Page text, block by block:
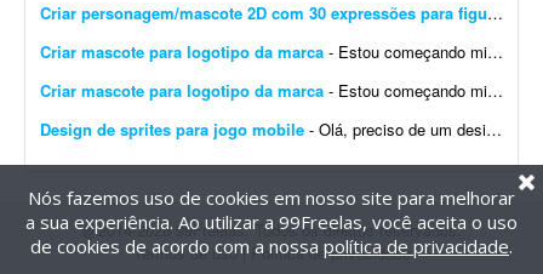
Criar personagem/mascote 2D com 30 expressões para figurinhas de vídeo
Criar mascote para logotipo da marca - Estou começando minha marca, por isso tenho orçamento limitado. Quero encontrar a opção com melhor custo-benefício para este momento. Presto bastante atenç...
Criar mascote para logotipo da marca - Estou começando minha marca, por isso conto com orçamento limitado. Quero encontrar o melhor custo-benefício para esse momento. Presto bastante atenção aos detalh...
Design de sprites para jogo mobile - Olá, preciso de um designer para criar sprites para um jogo mobile. Já possuo a ideia dos sprites e dos personagens; só preciso que eles sejam desenhados de forma profissional ...
@2014-2026 99Freelas. Todos os direitos reservados.
Termos de uso| Política de privacidade
Nós fazemos uso de cookies em nosso site para melhorar
a sua experiência. Ao utilizar a 99Freelas, você aceita o uso
de cookies de acordo com a nossa política de privacidade.